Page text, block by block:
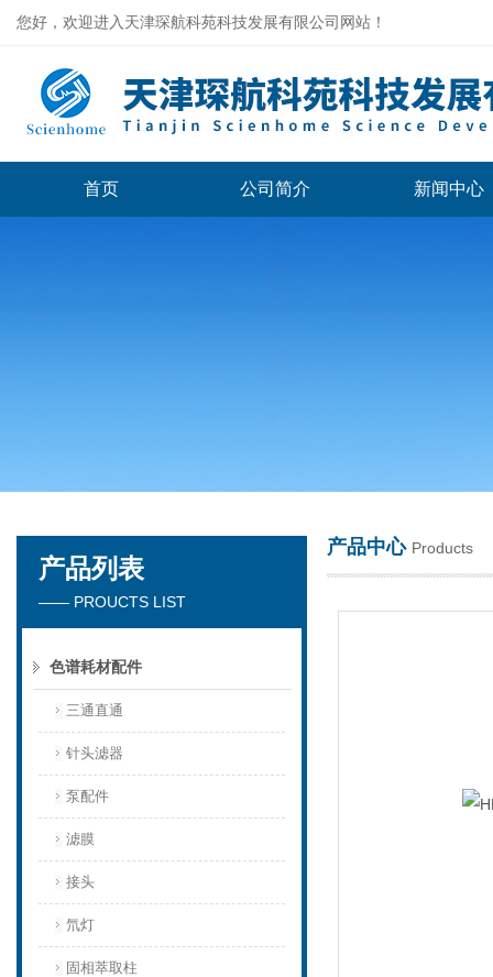
您好，欢迎进入天津琛航科苑科技发展有限公司网站！
天津琛航科苑科技发展有限公司
首页 公司简介 新闻中心
产品列表
—— PROUCTS LIST
色谱耗材配件
三通直通
针头滤器
泵配件
滤膜
接头
氘灯
固相萃取柱
产品中心 Products